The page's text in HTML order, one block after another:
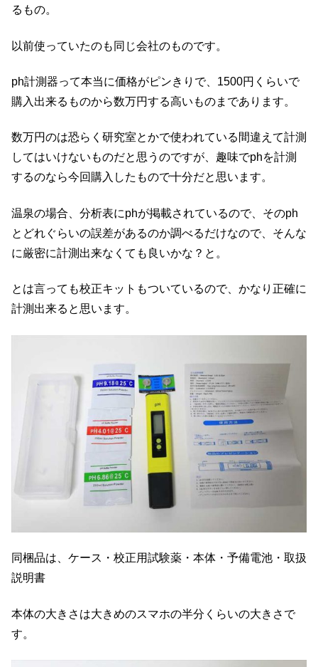
るもの。
以前使っていたのも同じ会社のものです。
ph計測器って本当に価格がピンきりで、1500円くらいで
購入出来るものから数万円する高いものまであります。
数万円のは恐らく研究室とかで使われている間違えて計測
してはいけないものだと思うのですが、趣味でphを計測
するのなら今回購入したもので十分だと思います。
温泉の場合、分析表にphが掲載されているので、そのph
とどれぐらいの誤差があるのか調べるだけなので、そんな
に厳密に計測出来なくても良いかな？と。
とは言っても校正キットもついているので、かなり正確に
計測出来ると思います。
同梱品は、ケース・校正用試験薬・本体・予備電池・取扱
説明書
本体の大きさは大きめのスマホの半分くらいの大きさで
す。